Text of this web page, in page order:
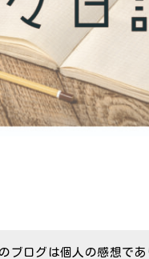
ブログは個人の感想で